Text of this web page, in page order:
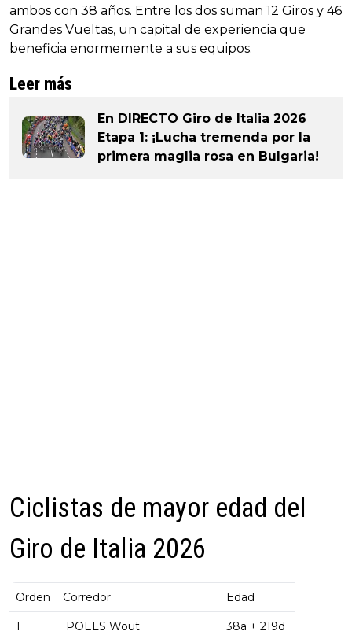
ambos con 38 años. Entre los dos suman 12 Giros y 46
Grandes Vueltas, un capital de experiencia que
beneficia enormemente a sus equipos.
Leer más
En DIRECTO Giro de Italia 2026
Etapa 1: ¡Lucha tremenda por la
primera maglia rosa en Bulgaria!
Ciclistas de mayor edad del
Giro de Italia 2026
Orden Corredor Edad
1 POELS Wout 38a + 219d